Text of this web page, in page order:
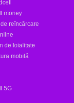
money
reîncărcare
de loialitate
mobilă
5G